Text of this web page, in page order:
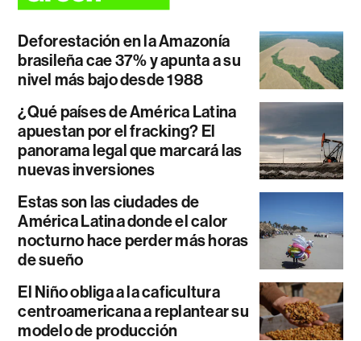
Deforestación en la Amazonía
brasileña cae 37% y apunta a su
nivel más bajo desde 1988
¿Qué países de América Latina
apuestan por el fracking? El
panorama legal que marcará las
nuevas inversiones
Estas son las ciudades de
América Latina donde el calor
nocturno hace perder más horas
de sueño
El Niño obliga a la caficultura
centroamericana a replantear su
modelo de producción